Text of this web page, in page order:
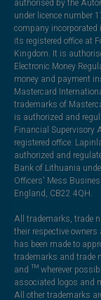
authorised by the
under licence number
company
its registered office at
Kingdom. It is
Electronic Money
money and payment
Mastercard
trademarks of
is authorized and
Financial Supervisory
registered office:
authorized and
Bank of Lithuania
Officers' Mess
England, CB22 4QH.
All trademarks, trade
their respective
has been made to
trademarks and trade
and ™ wherever
associated logos and
All other trademarks